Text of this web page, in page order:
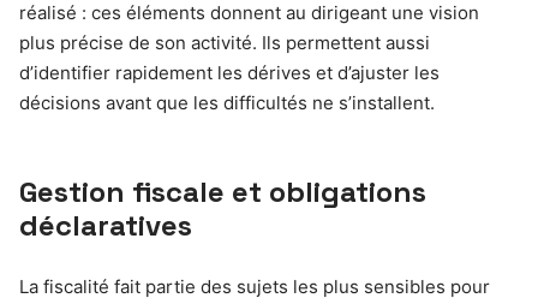
réalisé : ces éléments donnent au dirigeant une vision
plus précise de son activité. Ils permettent aussi
d’identifier rapidement les dérives et d’ajuster les
décisions avant que les difficultés ne s’installent.
Gestion fiscale et obligations
déclaratives
La fiscalité fait partie des sujets les plus sensibles pour